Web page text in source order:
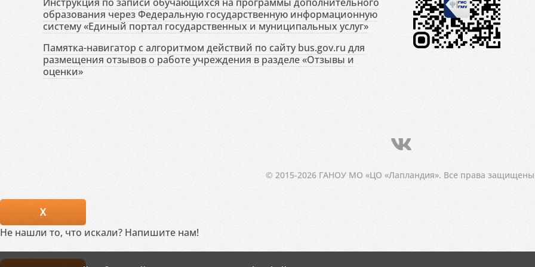
образования через Федеральную государственную информационную
систему «Единый портал государственных и муниципальных услуг»
Памятка-навигатор с алгоритмом действий по сайту bus.gov.ru для
размещения отзывов о работе учреждения в разделе «Отзывы и
оценки»
© 2015-2026 ГАНОУ МО «ЦО «Лапландия». Все права
X
Не нашли то, что искали? Напишите нам!